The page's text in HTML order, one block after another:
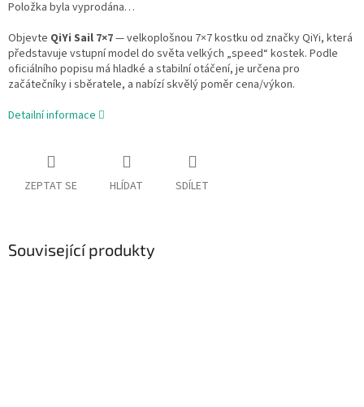
Položka byla vyprodána…
Objevte QiYi Sail 7×7— velkoplošnou 7×7 kostku od značky QiYi, která
představuje vstupní model do světa velkých „speed“ kostek. Podle
oficiálního popisu má hladké a stabilní otáčení, je určena pro
začátečníky i sběratele, a nabízí skvělý poměr cena/výkon.
Detailní informace
ZEPTAT SE HLÍDAT SDÍLET
Související produkty